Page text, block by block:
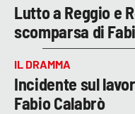
Lutto a Reggio e
scomparsa di
IL DRAMMA
Incidente sul
Fabio Calabrò